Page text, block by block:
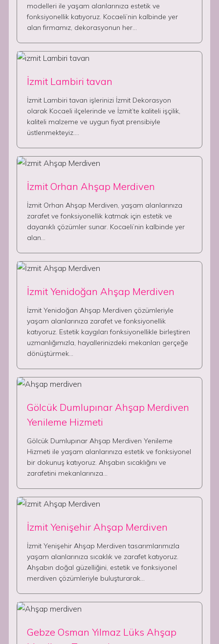
modelleri ile yaşam alanlarınıza estetik ve
fonksiyonellik katıyoruz. Kocaeli’nin kalbinde yer
alan firmamız, dekorasyonun her…
İzmit Lambiri tavan
İzmit Lambiri tavan işlerinizi İzmit Dekorasyon
olarak Kocaeli ilçelerinde ve İzmit’te kaliteli işçilik,
kaliteli malzeme ve uygun fiyat prensibiyle
üstlenmekteyiz.…
İzmit Orhan Ahşap Merdiven
İzmit Orhan Ahşap Merdiven, yaşam alanlarınıza
zarafet ve fonksiyonellik katmak için estetik ve
dayanıklı çözümler sunar. Kocaeli’nin kalbinde yer
alan…
İzmit Yenidoğan Ahşap Merdiven
İzmit Yenidoğan Ahşap Merdiven çözümleriyle
yaşam alanlarınıza zarafet ve fonksiyonellik
katıyoruz. Estetik kaygıları fonksiyonellikle birleştiren
uzmanlığımızla, hayallerinizdeki mekanları gerçeğe
dönüştürmek…
Gölcük Dumlupınar Ahşap Merdiven
Yenileme Hizmeti
Gölcük Dumlupınar Ahşap Merdiven Yenileme
Hizmeti ile yaşam alanlarınıza estetik ve fonksiyonel
bir dokunuş katıyoruz. Ahşabın sıcaklığını ve
zarafetini mekanlarınıza…
İzmit Yenişehir Ahşap Merdiven
İzmit Yenişehir Ahşap Merdiven tasarımlarımızla
yaşam alanlarınıza sıcaklık ve zarafet katıyoruz.
Ahşabın doğal güzelliğini, estetik ve fonksiyonel
merdiven çözümleriyle buluşturarak…
Gebze Osman Yılmaz Lüks Ahşap